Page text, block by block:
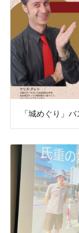
「城めぐり」